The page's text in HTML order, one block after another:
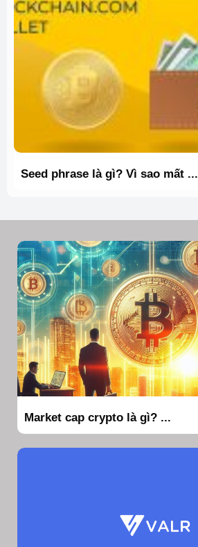
Seed phrase là gì? Vì sao mất ...
Market cap crypto là gì? ...